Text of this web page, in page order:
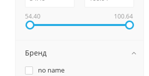
54.40 100.64
Бренд
no name